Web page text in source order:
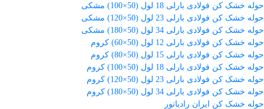
حوله خشک کن فولادی بارلی 18 لول (50×100) مشکی
حوله خشک کن فولادی بارلی 23 لول (50×120) مشکی
حوله خشک کن فولادی بارلی 34 لول (50×180) مشکی
حوله خشک کن فولادی بارلی 12 لول (50×60) کروم
حوله خشک کن فولادی بارلی 15 لول (50×80) کروم
حوله خشک کن فولادی بارلی 18 لول (50×100) کروم
حوله خشک کن فولادی بارلی 23 لول (50×120) کروم
حوله خشک کن فولادی بارلی 34 لول (50×180) کروم
حوله خشک کن ایران رادیاتور